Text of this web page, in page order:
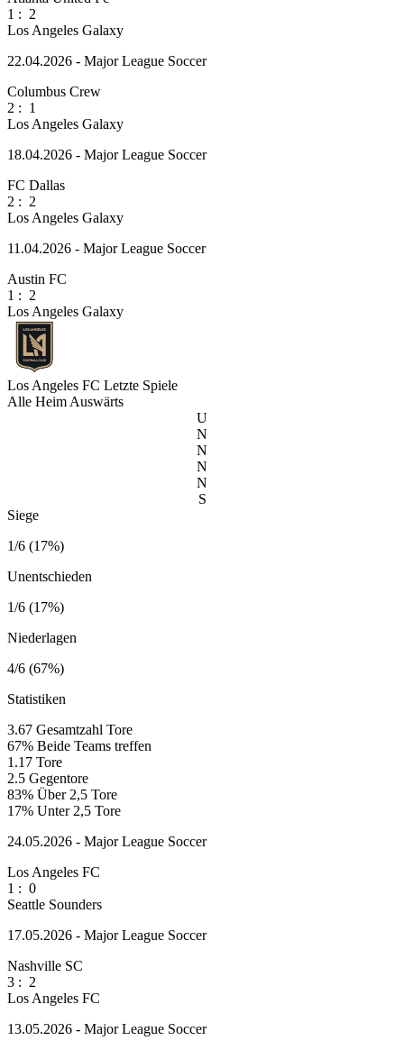
1 : 2
Los Angeles Galaxy
22.04.2026 - Major League Soccer
Columbus Crew
2 : 1
Los Angeles Galaxy
18.04.2026 - Major League Soccer
FC Dallas
2 : 2
Los Angeles Galaxy
11.04.2026 - Major League Soccer
Austin FC
1 : 2
Los Angeles Galaxy
Los Angeles FC Letzte Spiele
Alle Heim Auswärts
U
N
N
N
N
S
Siege
1/6 (17%)
Unentschieden
1/6 (17%)
Niederlagen
4/6 (67%)
Statistiken
3.67 Gesamtzahl Tore
67% Beide Teams treffen
1.17 Tore
2.5 Gegentore
83% Über 2,5 Tore
17% Unter 2,5 Tore
24.05.2026 - Major League Soccer
Los Angeles FC
1 : 0
Seattle Sounders
17.05.2026 - Major League Soccer
Nashville SC
3 : 2
Los Angeles FC
13.05.2026 - Major League Soccer